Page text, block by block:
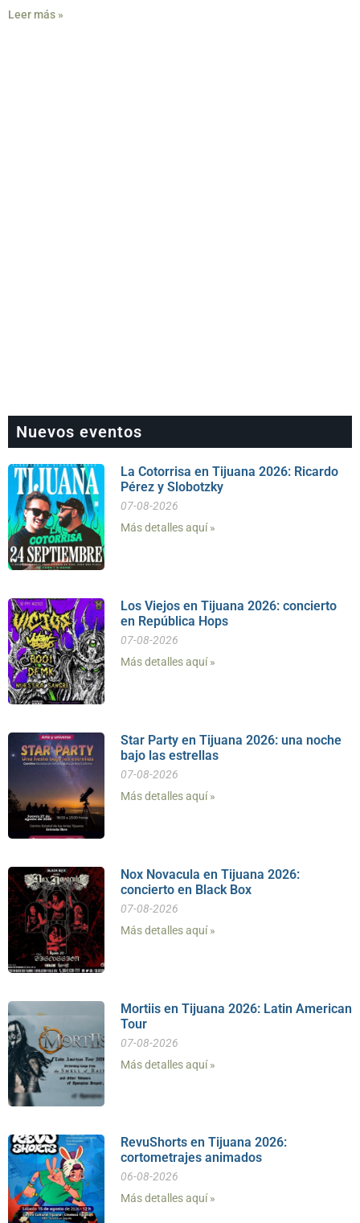
Leer más »
Nuevos eventos
La Cotorrisa en Tijuana 2026: Ricardo
Pérez y Slobotzky
07-08-2026
Más detalles aquí »
Los Viejos en Tijuana 2026: concierto
en República Hops
07-08-2026
Más detalles aquí »
Star Party en Tijuana 2026: una noche
bajo las estrellas
07-08-2026
Más detalles aquí »
Nox Novacula en Tijuana 2026:
concierto en Black Box
07-08-2026
Más detalles aquí »
Mortiis en Tijuana 2026: Latin American
Tour
07-08-2026
Más detalles aquí »
RevuShorts en Tijuana 2026:
cortometrajes animados
06-08-2026
Más detalles aquí »